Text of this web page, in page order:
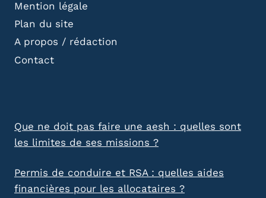
Mention légale
Plan du site
A propos / rédaction
Contact
Que ne doit pas faire une aesh : quelles sont
les limites de ses missions ?
Permis de conduire et RSA : quelles aides
financières pour les allocataires ?